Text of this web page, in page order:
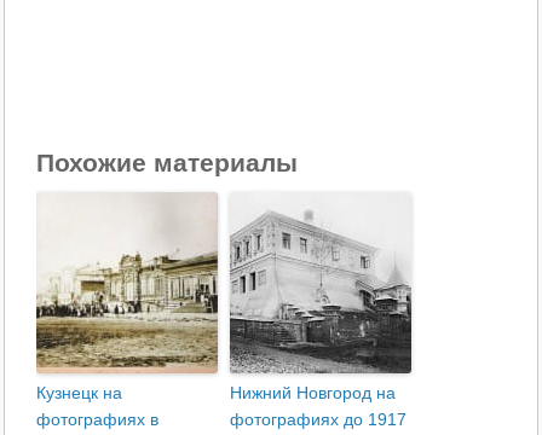
Похожие материалы
Кузнецк на
фотографиях в
Нижний Новгород на
фотографиях до 1917